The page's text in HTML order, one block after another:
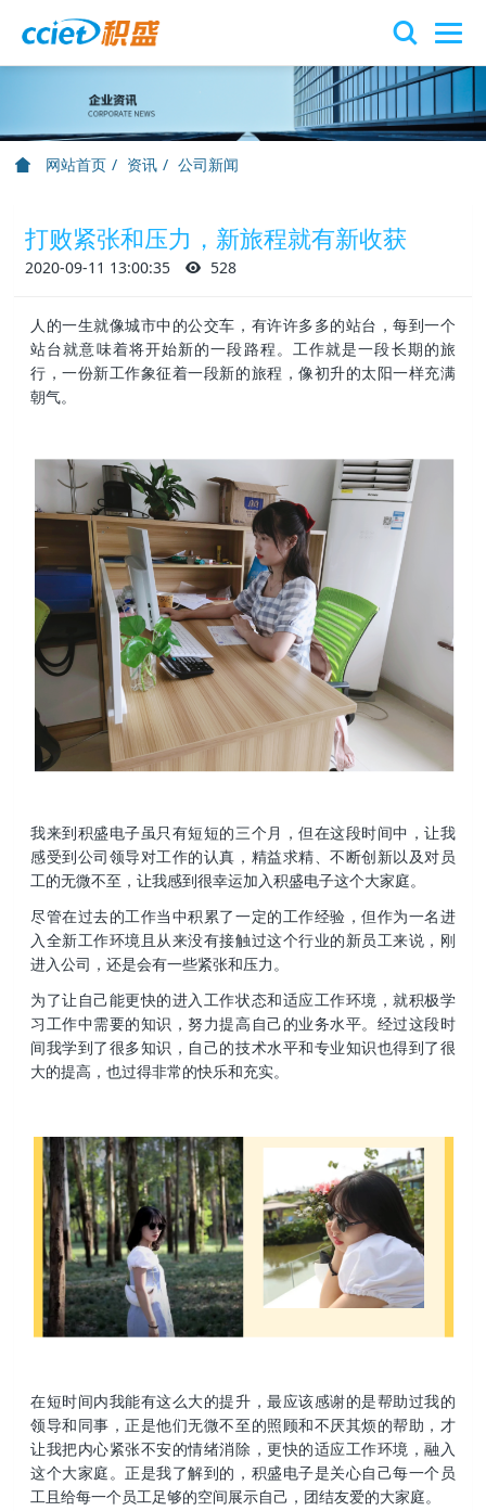
网站首页 资讯 公司新闻
打败紧张和压力，新旅程就有新收获
2020-09-11 13:00:35 528
人的一生就像城市中的公交车，有许许多多的站台，每到一个
站台就意味着将开始新的一段路程。工作就是一段长期的旅
行，一份新工作象征着一段新的旅程，像初升的太阳一样充满
朝气。
我来到积盛电子虽只有短短的三个月，但在这段时间中，让我
感受到公司领导对工作的认真，精益求精、不断创新以及对员
工的无微不至，让我感到很幸运加入积盛电子这个大家庭。
尽管在过去的工作当中积累了一定的工作经验，但作为一名进
入全新工作环境且从来没有接触过这个行业的新员工来说，刚
进入公司，还是会有一些紧张和压力。
为了让自己能更快的进入工作状态和适应工作环境，就积极学
习工作中需要的知识，努力提高自己的业务水平。经过这段时
间我学到了很多知识，自己的技术水平和专业知识也得到了很
大的提高，也过得非常的快乐和充实。
在短时间内我能有这么大的提升，最应该感谢的是帮助过我的
领导和同事，正是他们无微不至的照顾和不厌其烦的帮助，才
让我把内心紧张不安的情绪消除，更快的适应工作环境，融入
这个大家庭。正是我了解到的，积盛电子是关心自己每一个员
工且给每一个员工足够的空间展示自己，团结友爱的大家庭。